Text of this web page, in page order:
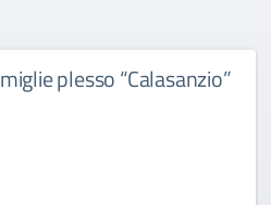
plesso “Calasanzio”